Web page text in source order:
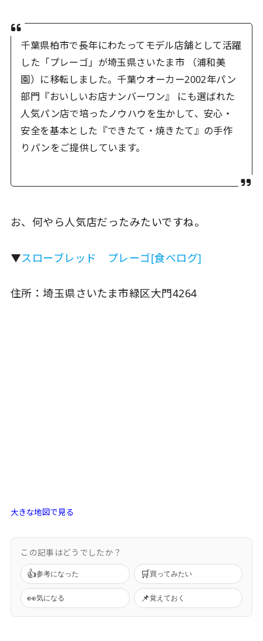
千葉県柏市で長年にわたってモデル店舗として活躍
した「プレーゴ」が埼玉県さいたま市 （浦和美
園）に移転しました。千葉ウオーカー2002年パン
部門『おいしいお店ナンバーワン』 にも選ばれた
人気パン店で培ったノウハウを生かして、安心・
安全を基本とした『できたて・焼きたて』の手作
りパンをご提供しています。
お、何やら人気店だったみたいですね。
▼スローブレッド プレーゴ[食べログ]
住所：埼玉県さいたま市緑区大門4264
大きな地図で見る
この記事はどうでしたか？
👍参考になった 🛒買ってみたい
👀気になる 📌覚えておく